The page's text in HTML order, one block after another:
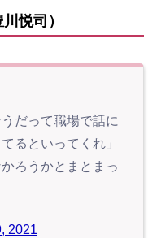
悦司）
だって職場で話に
るといってくれ」
ろうかとまとまっ
2021